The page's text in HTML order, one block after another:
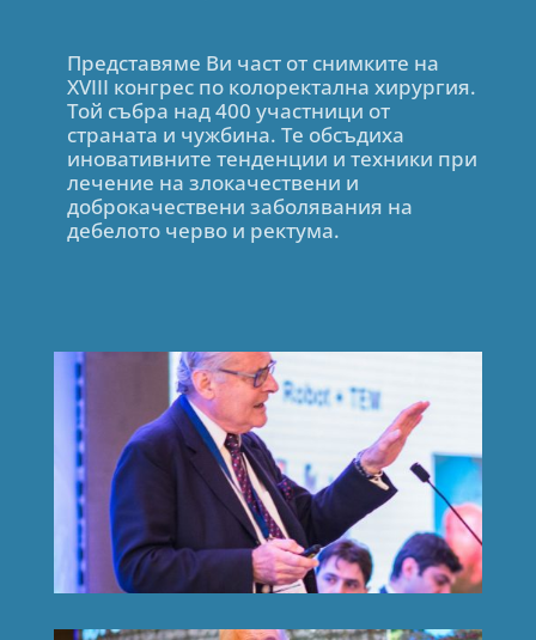
Представяме Ви част от снимките на
XVIII конгрес по колоректална хирургия.
Той събра над 400 участници от
страната и чужбина. Те обсъдиха
иновативните тенденции и техники при
лечение на злокачествени и
доброкачествени заболявания на
дебелото черво и ректума.